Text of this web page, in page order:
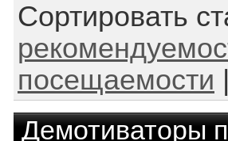
Сортировать
посещаемости
Демотиваторы